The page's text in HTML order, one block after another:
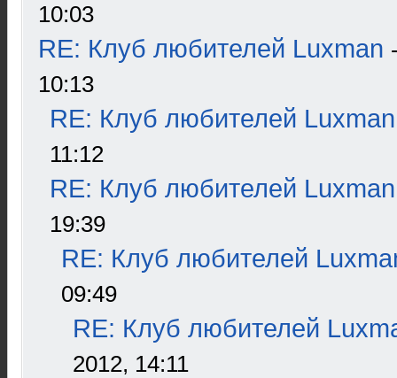
10:03
RE: Клуб любителей Luxman
10:13
RE: Клуб любителей Luxman
11:12
RE: Клуб любителей Luxman
19:39
RE: Клуб любителей
09:49
RE: Клуб любителей
2012, 14:11